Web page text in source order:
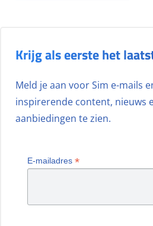
Krijg als eerste het
Meld je aan voor Sim e-mails
inspirerende content, nieuws
aanbiedingen te zien.
E-mailadres *